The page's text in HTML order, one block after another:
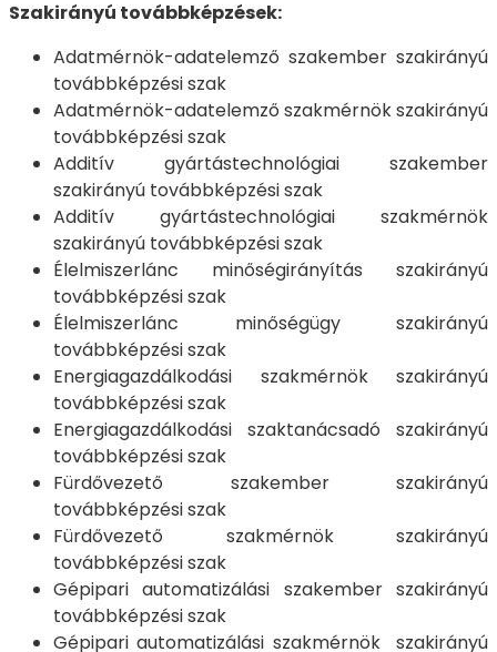
Szakirányú továbbképzések:
Adatmérnök-adatelemző szakember szakirányú
továbbképzési szak
Adatmérnök-adatelemző szakmérnök szakirányú
továbbképzési szak
Additív gyártástechnológiai szakember
szakirányú továbbképzési szak
Additív gyártástechnológiai szakmérnök
szakirányú továbbképzési szak
Élelmiszerlánc minőségirányítás szakirányú
továbbképzési szak
Élelmiszerlánc minőségügy szakirányú
továbbképzési szak
Energiagazdálkodási szakmérnök szakirányú
továbbképzési szak
Energiagazdálkodási szaktanácsadó szakirányú
továbbképzési szak
Fürdővezető szakember szakirányú
továbbképzési szak
Fürdővezető szakmérnök szakirányú
továbbképzési szak
Gépipari automatizálási szakember szakirányú
továbbképzési szak
Gépipari automatizálási szakmérnök szakirányú